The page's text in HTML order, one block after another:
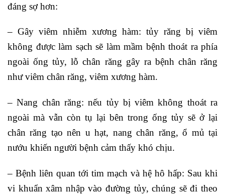
đáng sợ hơn:
– Gây viêm nhiễm xương hàm: tủy răng bị viêm
không được làm sạch sẽ làm mầm bệnh thoát ra phía
ngoài ống tủy, lỗ chân răng gây ra bệnh chân răng
như viêm chân răng, viêm xương hàm.
– Nang chân răng: nếu tủy bị viêm không thoát ra
ngoài mà vẫn còn tụ lại bên trong ống tủy sẽ ở lại
chân răng tạo nên u hạt, nang chân răng, ổ mủ tại
nướu khiến người bệnh cảm thấy khó chịu.
– Bệnh liên quan tới tim mạch và hệ hô hấp: Sau khi
vi khuẩn xâm nhập vào đường tủy, chúng sẽ đi theo